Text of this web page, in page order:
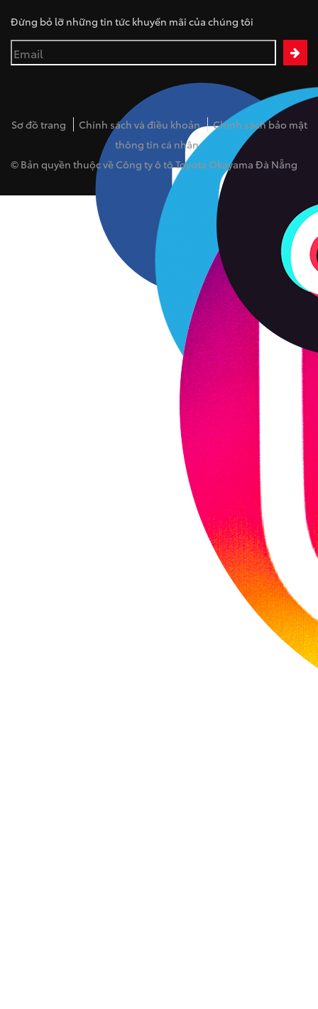
Đừng bỏ lỡ những tin tức khuyến mãi của chúng tôi
Sơ đồ trang Chính sách và điều khoản
Chính sách bảo mật
thông tin cá nhân
© Bản quyền thuộc về Công ty ô tô Toyota Okayama Đà Nẵng